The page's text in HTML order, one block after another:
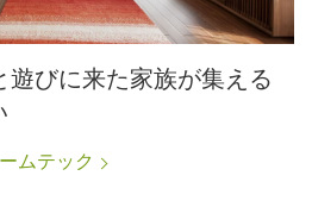
びに来た家族が集える
ムテック